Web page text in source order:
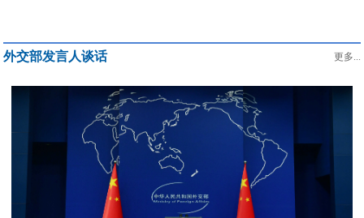
外交部发言人谈话 更多...